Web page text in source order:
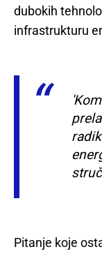
dubokih
infrastrukturu
Pitanje koje